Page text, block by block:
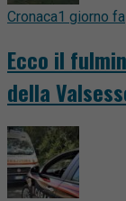
Cronaca1 giorno fa
Ecco il
della